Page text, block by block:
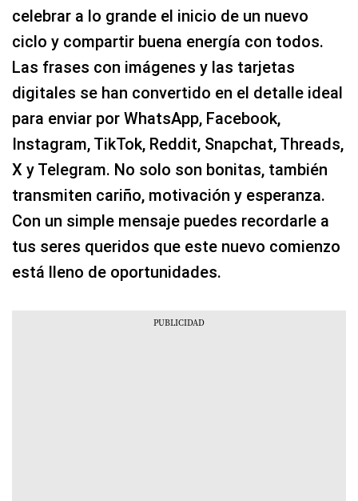
celebrar a lo grande el inicio de un nuevo
ciclo y compartir buena energía con todos.
Las frases con imágenes y las tarjetas
digitales se han convertido en el detalle ideal
para enviar por WhatsApp, Facebook,
Instagram, TikTok, Reddit, Snapchat, Threads,
X y Telegram. No solo son bonitas, también
transmiten cariño, motivación y esperanza.
Con un simple mensaje puedes recordarle a
tus seres queridos que este nuevo comienzo
está lleno de oportunidades.